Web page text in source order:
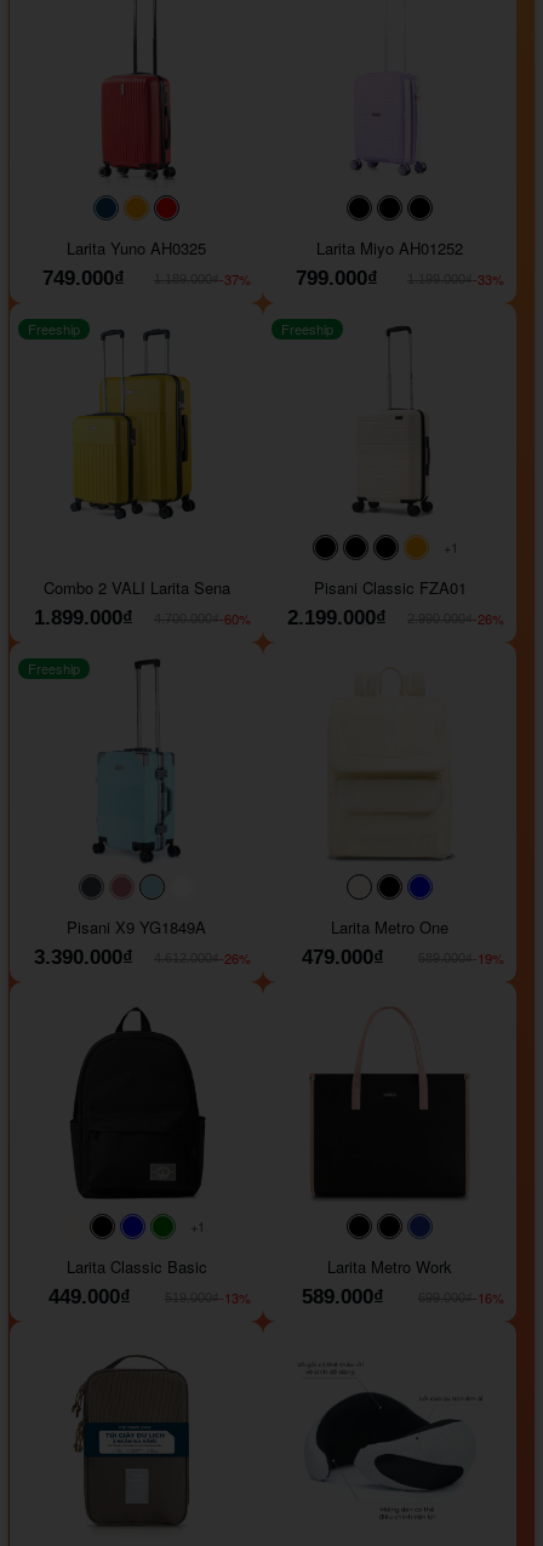
#093f69#ffa500
Larita Yuno AH0325
749.000₫
-37%
#000000#000000
Larita Miyo AH01252
799.000₫
-33%
Freeship
Combo 2 VALI Larita Sena
1.899.000₫
-60%
#000000#000000
#000000
#ffa500
+1
Freeship
Pisani Classic FZA01
2.199.000₫
-26%
#40454a#b76e79
#9ad8e7
Freeship
Pisani X9 YG1849A
3.390.000₫
-26%
#faf0e6#000000
Larita Metro One
479.000₫
-19%
#faf0e6
#000000#0000FF#008000
+1
Larita Classic Basic
449.000₫
-13%
#000000#000000
Larita Metro Work
589.000₫
-16%